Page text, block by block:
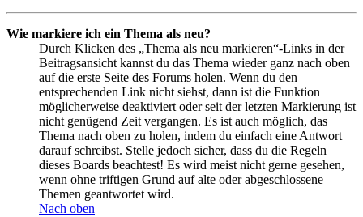
Wie markiere ich ein Thema als neu?
Durch Klicken des „Thema als neu markieren“-Links in der
Beitragsansicht kannst du das Thema wieder ganz nach oben
auf die erste Seite des Forums holen. Wenn du den
entsprechenden Link nicht siehst, dann ist die Funktion
möglicherweise deaktiviert oder seit der letzten Markierung ist
nicht genügend Zeit vergangen. Es ist auch möglich, das
Thema nach oben zu holen, indem du einfach eine Antwort
darauf schreibst. Stelle jedoch sicher, dass du die Regeln
dieses Boards beachtest! Es wird meist nicht gerne gesehen,
wenn ohne triftigen Grund auf alte oder abgeschlossene
Themen geantwortet wird.
Nach oben